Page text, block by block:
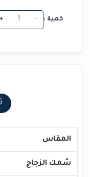
كمية : -
+
المقاس
سُمك الزجاج